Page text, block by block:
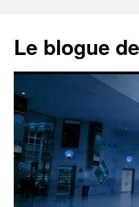
contenu
Le blogue